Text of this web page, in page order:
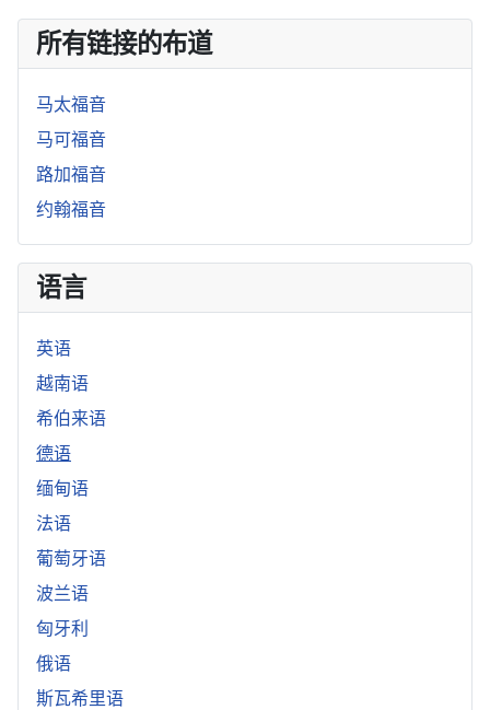
所有链接的布道
马太福音
马可福音
路加福音
约翰福音
语言
英语
越南语
希伯来语
德语
缅甸语
法语
葡萄牙语
波兰语
匈牙利
俄语
斯瓦希里语